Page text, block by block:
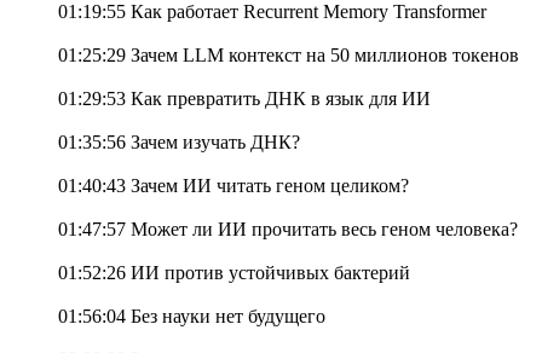
01:19:55 Как работает Recurrent Memory Transformer
01:25:29 Зачем LLM контекст на 50 миллионов токенов
01:29:53 Как превратить ДНК в язык для ИИ
01:35:56 Зачем изучать ДНК?
01:40:43 Зачем ИИ читать геном целиком?
01:47:57 Может ли ИИ прочитать весь геном человека?
01:52:26 ИИ против устойчивых бактерий
01:56:04 Без науки нет будущего